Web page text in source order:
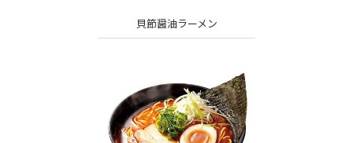
貝節醤油ラーメン